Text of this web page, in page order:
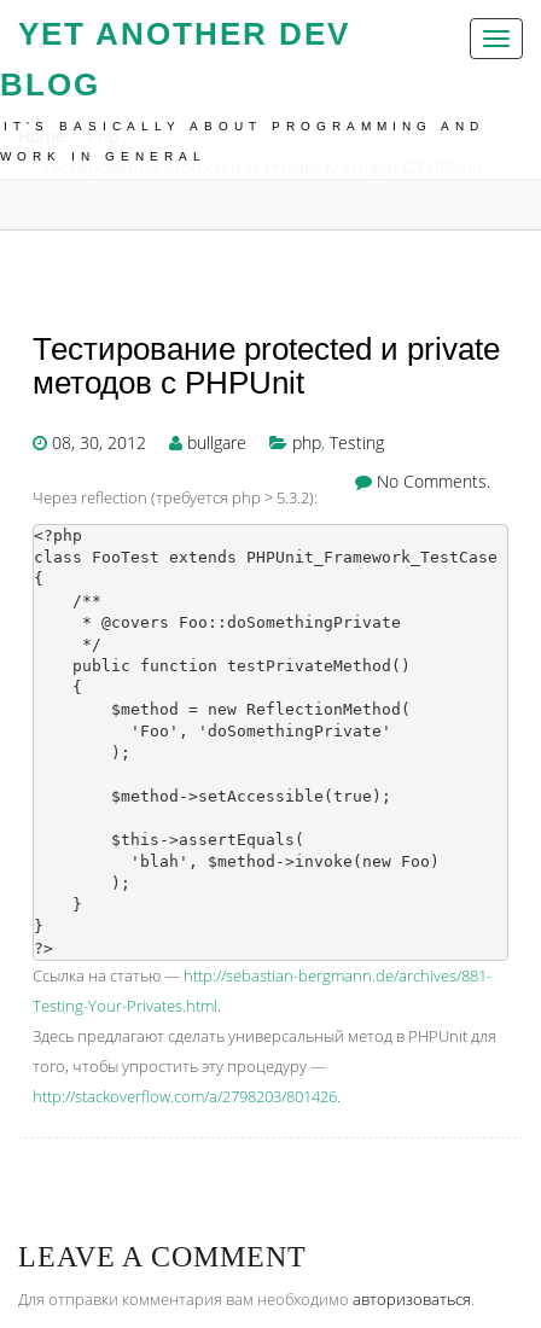
Toggle
YET ANOTHER DEV
BLOG
IT'S BASICALLY ABOUT PROGRAMMING AND
WORK IN GENERAL
Home
Php
Тестирование Protected И Private Методов С PHPUnit
Тестирование protected и private
методов с PHPUnit
08, 30, 2012 bullgare php, Testing
No Comments.
Через reflection (требуется php > 5.3.2):
<?php
class FooTest extends PHPUnit_Framework_TestCase
{
/**
* @covers Foo::doSomethingPrivate
*/
public function testPrivateMethod()
{
$method = new ReflectionMethod(
'Foo', 'doSomethingPrivate'
);
$method->setAccessible(true);
$this->assertEquals(
'blah', $method->invoke(new Foo)
);
}
}
?>
Ссылка на статью — http://sebastian-bergmann.de/archives/881-
Testing-Your-Privates.html.
Здесь предлагают сделать универсальный метод в PHPUnit для
того, чтобы упростить эту процедуру —
http://stackoverflow.com/a/2798203/801426.
LEAVE A COMMENT
Для отправки комментария вам необходимо авторизоваться.